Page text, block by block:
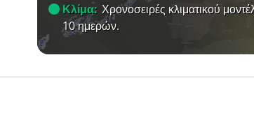
Κλίμα: Χρονοσειρές κλιματικού
10 ημερών.